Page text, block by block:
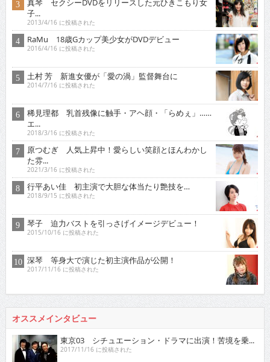
真琴 セクシーDVDをリリースした元ひきこもり女
子...
2013/4/16 に投稿された
RaMu 18歳Gカップ美少女がDVDデビュー
2016/4/16 に投稿された
土村 芳 新進女優が「愛の渦」監督舞台に
2014/7/16 に投稿された
稀見理都 乳首残像に触手・アヘ顔・「らめぇ」……
エ...
2018/3/16 に投稿された
原つむぎ 人気上昇中！愛らしい笑顔とほんわかし
た雰...
2021/3/16 に投稿された
行平あい佳 初主演で大胆な体当たり艶技を…
2018/9/15 に投稿された
琴子 迫力バストを引っさげイメージデビュー！
2015/10/16 に投稿された
深琴 等身大で演じた初主演作品が公開！
2017/11/16 に投稿された
オススメインタビュー
東京03 シチュエーション・ドラマに出演！苦境を乗...
2017/11/16 に投稿された